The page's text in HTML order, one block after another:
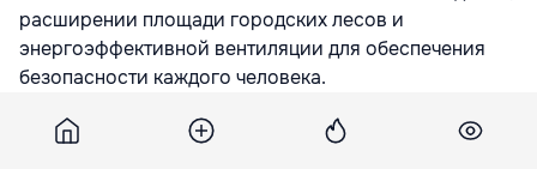
расширении площади городских лесов и
энергоэффективной вентиляции для обеспечения
безопасности каждого человека.
Подпишитесь на новости Point.md в Google